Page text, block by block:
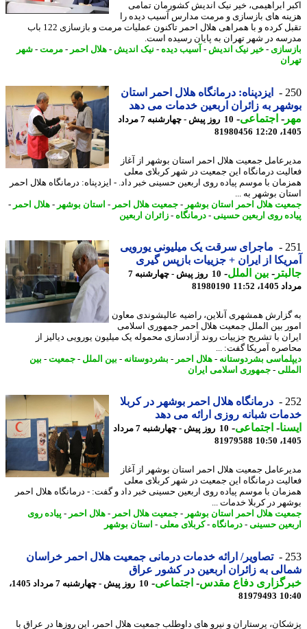
ابراهیمی، خیر نیک اندیش کشورمان تمامی
های بازسازی و مرمت مدارس آسیب دیده را
تقبل کرده و با همراهی هلال احمر تاکنون عملیات مرمت و بازسازی 122 باب
در شهر تهران به پایان رسیده است.
- خیر نیک اندیش-آسیب دیده -نیک اندیش-هلال احمر -مرمت -شهر
ایزدپناه: درمانگاه هلال احمر استان
به زائران اربعین خدمات می دهد
-اجتماعی-
10 روز پیش - چهارشنبه 7 مرداد
81980456
جمعیت هلال احمر استان بوشهر از آغاز
درمانگاه این جمعیت در شهر کربلای معلی
با موسم پیاده روی اربعین حسینی خبر داد. - ایزدپناه: درمانگاه هلال احمر
بوشهر به ...
هلال احمر استان بوشهر-جمعیت هلال احمر -استان بوشهر-هلال احمر -
روی اربعین حسینی-درمانگاه-زائران اربعین
ماجرای سرقت یک میلیونی یورویی
از ایران + جزییات بازپس گیری
-بین الملل-
10 روز پیش - چهارشنبه 7
11:52
81980190
همشهری آنلاین، راضیه عالیشوندی معاون
بین الملل جمعیت هلال احمر جمهوری اسلامی
با تشریح جزییات روند آزادسازی محموله یک میلیون یورویی دیالیز از
آمریکا گفت: ...
بشردوستانه-هلال احمر -بشردوستانه-بین الملل-جمعیت-بین
-جمهوری اسلامی ایران
درمانگاه هلال احمر بوشهر در کربلا
شبانه روزی ارائه می دهد
-اجتماعی-
10 روز پیش - چهارشنبه 7 مرداد
81979588
جمعیت هلال احمر استان بوشهر از آغاز
درمانگاه این جمعیت در شهر کربلای معلی
با موسم پیاده روی اربعین حسینی خبر داد و گفت: - درمانگاه هلال احمر
در کربلا خدمات ...
هلال احمر استان بوشهر-جمعیت هلال احمر -هلال احمر -پیاده روی
حسینی-درمانگاه-کربلای معلی-استان بوشهر
تصاویر/ ارائه خدمات درمانی جمعیت هلال احمر خراسان
به زائران اربعین در کشور عراق
دفاع مقدس-اجتماعی-
10 روز پیش - چهارشنبه 7 مرداد 1405،
81979493
پرستاران و نیرو های داوطلب جمعیت هلال احمر، این روزها در عراق با